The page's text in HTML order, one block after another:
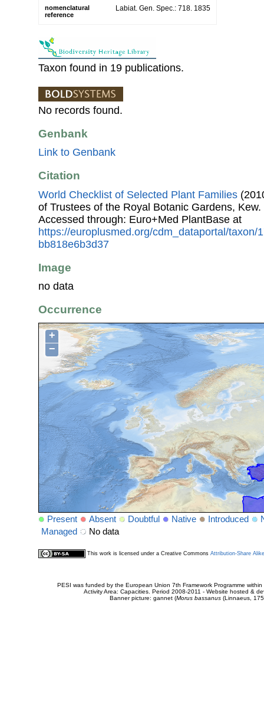
nomenclatural
reference
Labiat. Gen. Spec.: 718. 1835
Taxon found in 19 publications.
No records found.
Genbank
Link to Genbank
Citation
World Checklist of Selected Plant Families
of Trustees of the Royal Botanic Gardens, Kew.
Accessed through: Euro+Med PlantBase at
https://europlusmed.org/cdm_dataportal/taxon/
bb818e6b3d37
Image
no data
Occurrence
+
−
Present Absent Doubtful Native Introduced
Managed
No data
This work is licensed under a Creative Commons Attribution-Share
PESI was funded by the European Union 7th Framework Programme
Activity Area: Capacities. Period 2008-2011 - Website hosted &
Banner picture: gannet (Morus bassanus(Linnaeus,